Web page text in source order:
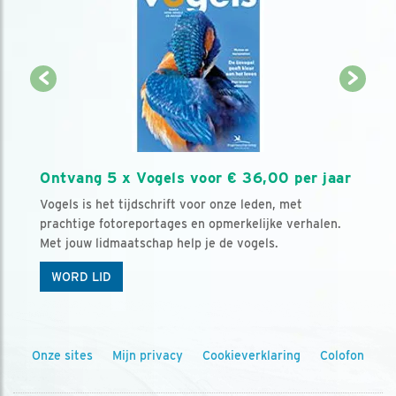
Ontvang 5 x Vogels voor € 36,00 per jaar
Vogels is het tijdschrift voor onze leden, met
prachtige fotoreportages en opmerkelijke verhalen.
Met jouw lidmaatschap help je de vogels.
WORD LID
Onze sites Mijn privacy Cookieverklaring Colofon